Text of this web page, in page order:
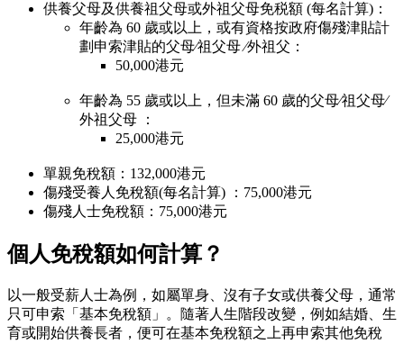
供養父母及供養祖父母或外祖父母免税額 (每名計算)：
年齡為 60 歲或以上，或有資格按政府傷殘津貼計
劃申索津貼的父母∕祖父母 ∕外祖父：
50,000港元
年齡為 55 歲或以上，但未滿 60 歲的父母∕祖父母∕
外祖父母 ：
25,000港元
單親免稅額：132,000港元
傷殘受養人免稅額(每名計算) ：75,000港元
傷殘人士免稅額：75,000港元
個人免稅額如何計算？
以一般受薪人士為例，如屬單身、沒有子女或供養父母，通常
只可申索「基本免稅額」。隨著人生階段改變，例如結婚、生
育或開始供養長者，便可在基本免稅額之上再申索其他免稅